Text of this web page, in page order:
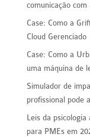
comunicação com
Case: Como a
Cloud Gerenciado
Case: Como a
uma máquina de
Simulador de
profissional pode
Leis da
para PMEs em